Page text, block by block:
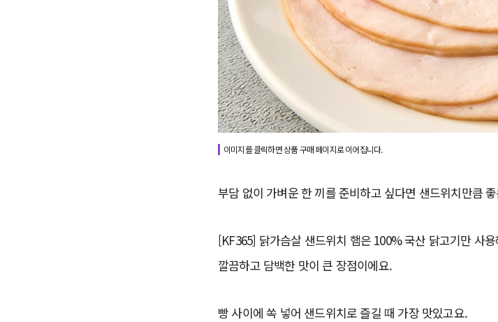
이미지를 클릭하면 상품 구매 페이지로 이어집니다.
부담 없이 가벼운 한 끼를 준비하고 싶다면 샌드위치만큼
[KF365] 닭가슴살 샌드위치 햄은 100% 국산 닭고기만 사용
깔끔하고 담백한 맛이 큰 장점이에요.
빵 사이에 쏙 넣어 샌드위치로 즐길 때 가장 맛있고요.